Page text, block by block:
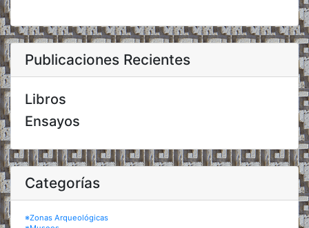
Publicaciones Recientes
Libros
Ensayos
Categorías
※Zonas Arqueológicas